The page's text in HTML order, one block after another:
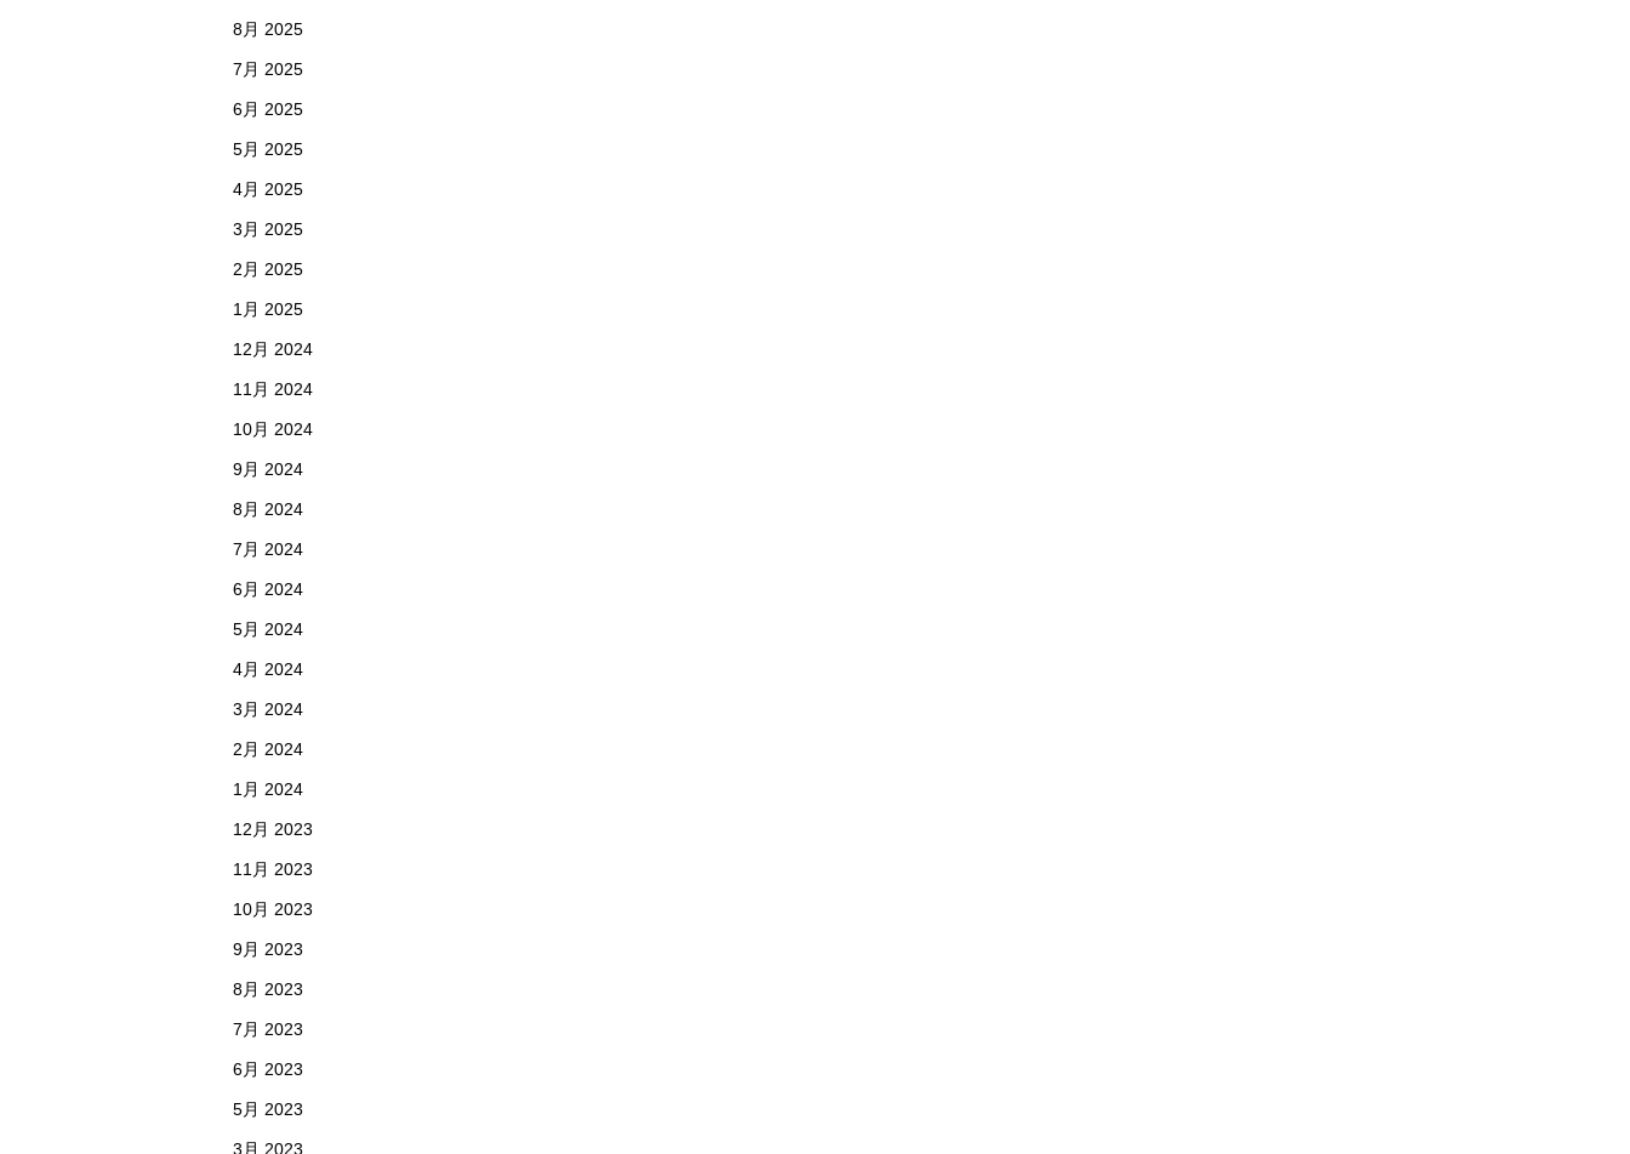
8月 2025
7月 2025
6月 2025
5月 2025
4月 2025
3月 2025
2月 2025
1月 2025
12月 2024
11月 2024
10月 2024
9月 2024
8月 2024
7月 2024
6月 2024
5月 2024
4月 2024
3月 2024
2月 2024
1月 2024
12月 2023
11月 2023
10月 2023
9月 2023
8月 2023
7月 2023
6月 2023
5月 2023
3月 2023